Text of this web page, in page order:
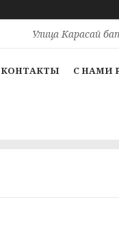
Улица Карасай
КОНТАКТЫ С НАМИ